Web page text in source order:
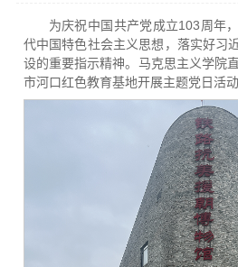
为庆祝中国共产党成立103周年
代中国特色社会主义思想，落实好习
设的重要指示精神。马克思主义学院
市河口红色教育基地开展主题党日活动